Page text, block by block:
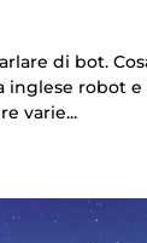
di bot.
inglese robot
varie...